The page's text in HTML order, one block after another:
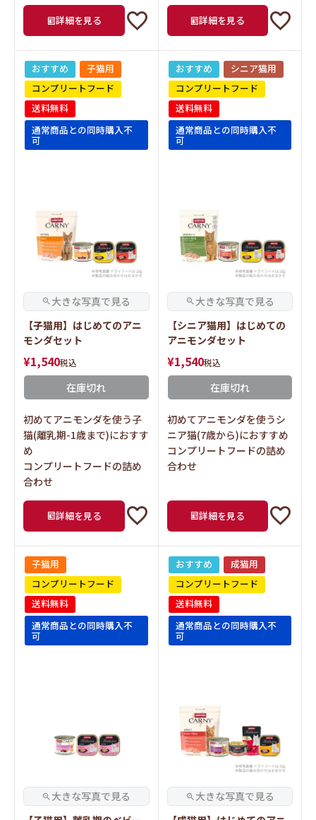
詳細を見る 詳細を見る
おすすめ
子猫用
コンプリートフード
送料無料
通常商品との同時購入不
可
【子猫用】はじめてのアニ
モンダセット
¥1,540税込
在庫切れ
初めてアニモンダを使う子
猫(離乳期-1歳まで)におすす
め
コンプリートフードの詰め
合わせ
詳細を見る
おすすめ
シニア猫用
コンプリートフード
送料無料
通常商品との同時購入不
可
【シニア猫用】はじめての
アニモンダセット
¥1,540税込
在庫切れ
初めてアニモンダを使うシ
ニア猫(7歳から)におすすめ
コンプリートフードの詰め
合わせ
詳細を見る
子猫用
コンプリートフード
送料無料
通常商品との同時購入不
可
おすすめ
成猫用
コンプリートフード
送料無料
通常商品との同時購入不
可